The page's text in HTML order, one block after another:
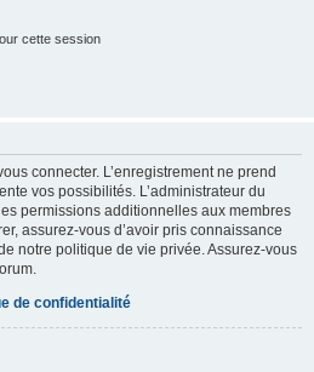
cette session
connecter. L’enregistrement ne prend
vos possibilités. L’administrateur du
permissions additionnelles aux membres
assurez-vous d’avoir pris connaissance
notre politique de vie privée. Assurez-vous
de confidentialité